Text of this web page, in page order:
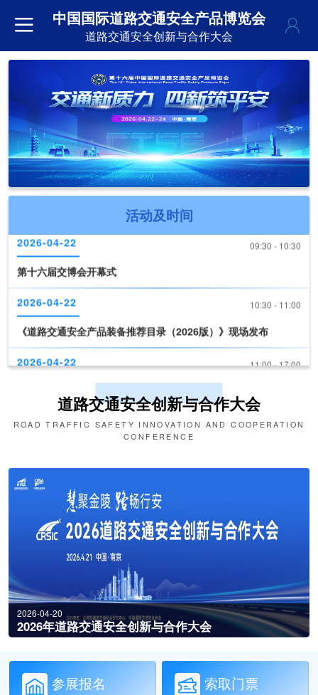
中国国际道路交通安全产品博览会
道路交通安全创新与合作大会
活动及时间
第十六届交博会开幕式
2026-04-22
《道路交通安全产品装备推荐目录（2026版）》现场发布
2026-04-22 11:00 - 17:00
新技术、新产品发布
第十六届交博会开幕式
《道路交通安全产品装备推荐目录（2026版）》现场发布
2026-04-22
新技术、新产品发布
道路交通安全创新与合作大会
ROAD TRAFFIC SAFETY INNOVATION AND COOPERATION
CONFERENCE
2026-04-20
2026年道路交通安全创新与合作大会
参展报名 索取门票